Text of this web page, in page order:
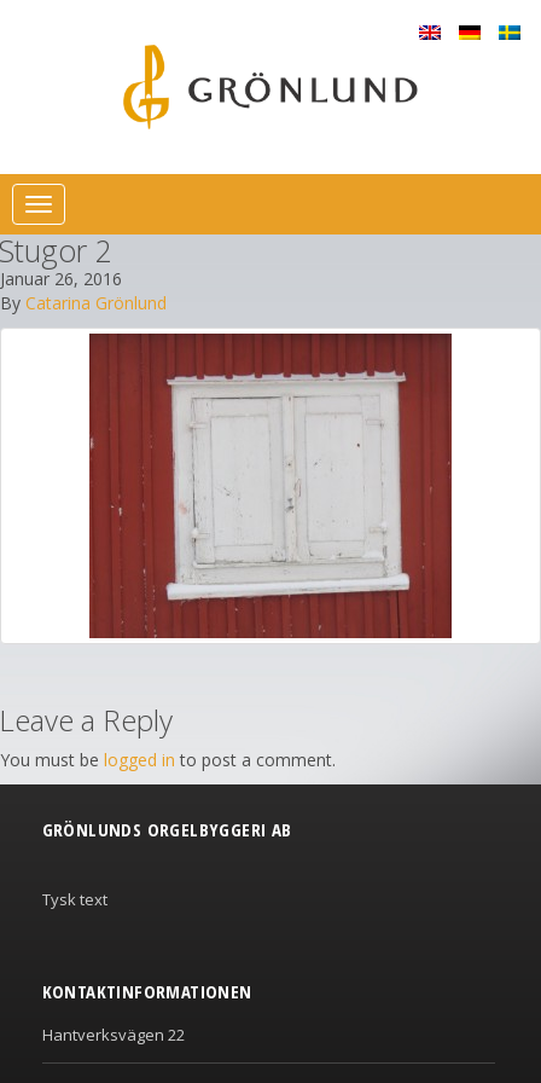
Toggle
navigation
2
Januar 26, 2016
By Catarina Grönlund
Leave a Reply
You must be logged in to post a comment.
GRÖNLUNDS ORGELBYGGERI AB
Tysk text
KONTAKTINFORMATIONEN
Hantverksvägen 22